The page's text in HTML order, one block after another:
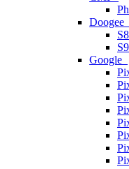
Doogee
Google